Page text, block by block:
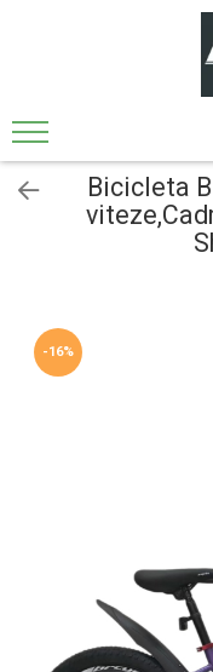
Bicicleta MTB
Bicicleta MTB 24'' Cadru
Bicicleta MTB 26'' Cadru
Bicicleta MTB-26'' Cadru
Bicicleta
-16%